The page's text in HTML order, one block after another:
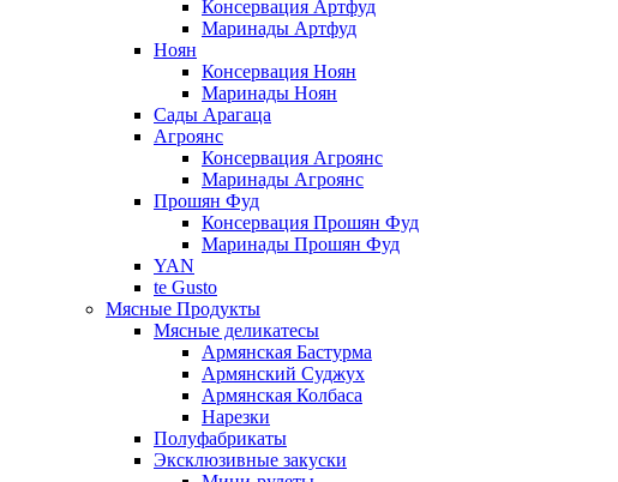
Консервация Артфуд
Маринады Артфуд
Ноян
Консервация Ноян
Маринады Ноян
Сады Арагаца
Агроянс
Консервация Агроянс
Маринады Агроянс
Прошян Фуд
Консервация Прошян Фуд
Маринады Прошян Фуд
YAN
te Gusto
Мясные Продукты
Мясные деликатесы
Армянская Бастурма
Армянский Суджух
Армянская Колбаса
Нарезки
Полуфабрикаты
Эксклюзивные закуски